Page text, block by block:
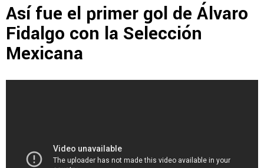
Así fue el primer gol de Álvaro
Fidalgo con la Selección
Mexicana